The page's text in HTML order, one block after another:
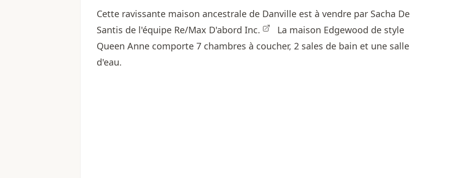
Cette ravissante maison ancestrale de Danville est à vendre par Sacha De
Santis de l'équipe Re/Max D'abord Inc.
La maison Edgewood de style
Queen Anne comporte 7 chambres à coucher, 2 sales de bain et une salle
d'eau.